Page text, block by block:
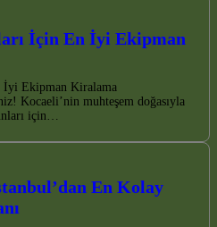
İçin En İyi Ekipman
İyi Ekipman Kiralama
Kocaeli’nin muhteşem doğasıyla
için…
En Kolay